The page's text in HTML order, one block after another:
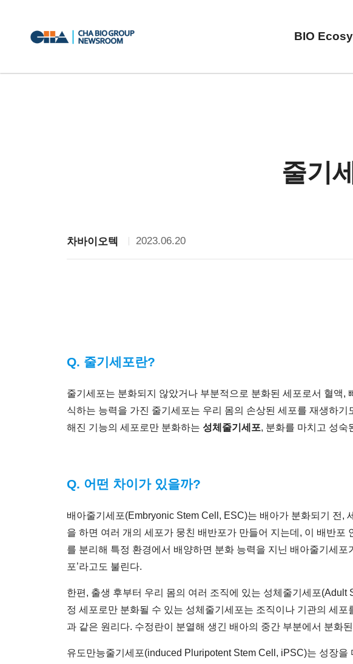
BIO
줄기
차바이오텍 2023.06.20
Q. 줄기세포란?
줄기세포는 분화되지 않았거나 부분적으로 분화된 세포로서 혈액
식하는 능력을 가진 줄기세포는 우리 몸의 손상된 세포를 재생하
해진 기능의 세포로만 분화하는 성체줄기세포, 분화를 마치고 성숙
Q. 어떤 차이가 있을까?
배아줄기세포(Embryonic Stem Cell, ESC)는 배아가 분화되기 전,
을 하면 여러 개의 세포가 뭉친 배반포가 만들어 지는데, 이 배반포
를 분리해 특정 환경에서 배양하면 분화 능력을 지닌 배아줄기세
포’라고도 불린다.
한편, 출생 후부터 우리 몸의 여러 조직에 있는 성체줄기세포
정 세포로만 분화될 수 있는 성체줄기세포는 조직이나 기관의 세
과 같은 원리다. 수정란이 분열해 생긴 배아의 중간 부분에서 분화
유도만능줄기세포(induced Pluripotent Stem Cell, iPSC)는 성장